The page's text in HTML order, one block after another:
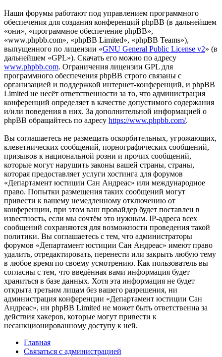
Наши форумы работают под управлением программного
обеспечения для создания конференций phpBB (в дальнейшем
«они», «программное обеспечение phpBB»,
«www.phpbb.com», «phpBB Limited», «phpBB Teams»),
выпущенного по лицензии «GNU General Public License v2» (в
дальнейшем «GPL»). Скачать его можно по адресу
www.phpbb.com. Ограничения лицензии GPL для
программного обеспечения phpBB строго связаны с
организацией и поддержкой интернет-конференций, и phpBB
Limited не несёт ответственности за то, что администрация
конференций определяет в качестве допустимого содержания
и/или поведения в них. За дополнительной информацией о
phpBB обращайтесь по адресу https://www.phpbb.com/.
Вы соглашаетесь не размещать оскорбительных, угрожающих,
клеветнических сообщений, порнографических сообщений,
призывов к национальной розни и прочих сообщений,
которые могут нарушить законы вашей страны, страны,
которая предоставляет услуги хостинга для форумов
«Департамент юстиции Сан Андреас» или международное
право. Попытки размещения таких сообщений могут
привести к вашему немедленному отключению от
конференции, при этом ваш провайдер будет поставлен в
известность, если мы сочтём это нужным. IP-адреса всех
сообщений сохраняются для возможности проведения такой
политики. Вы соглашаетесь с тем, что администраторы
форумов «Департамент юстиции Сан Андреас» имеют право
удалить, отредактировать, перенести или закрыть любую тему
в любое время по своему усмотрению. Как пользователь вы
согласны с тем, что введённая вами информация будет
храниться в базе данных. Хотя эта информация не будет
открыта третьим лицам без вашего разрешения, ни
администрация конференции «Департамент юстиции Сан
Андреас», ни phpBB Limited не может быть ответственна за
действия хакеров, которые могут привести к
несанкционированному доступу к ней.
Главная
Связаться с администрацией